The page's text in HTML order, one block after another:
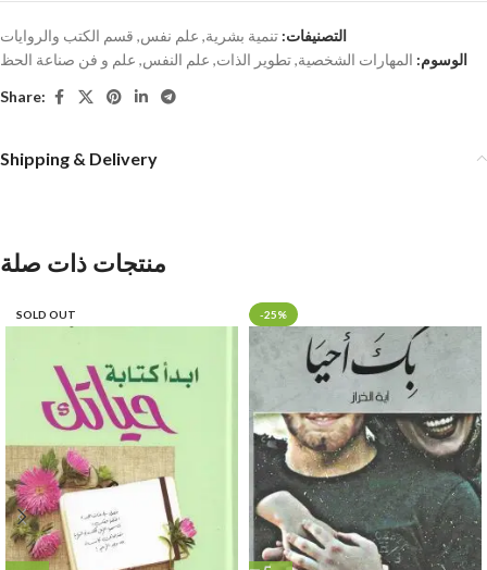
التصنيفات: تنمية بشرية, علم نفس, قسم الكتب والروايات
الوسوم: المهارات الشخصية,تطوير الذات, علم النفس, علم و فن صناعة الحظ
Share:
Shipping & Delivery
منتجات ذات صلة
SOLD OUT -25%